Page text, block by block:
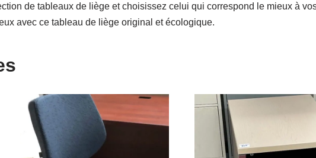
de tableaux de liège et choisissez celui qui correspond le mieux à
avec ce tableau de liège original et écologique.